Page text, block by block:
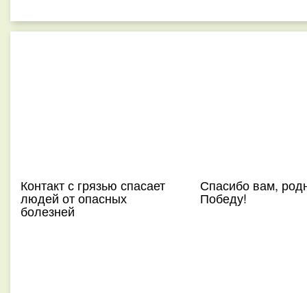
Контакт с грязью спасает
людей от опасных
болезней
Спасибо вам,
Победу!